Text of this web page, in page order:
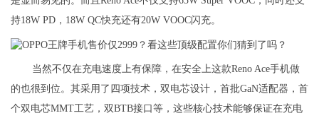
持18W PD，18W QC快充还有20W VOOC闪充。
当然不仅在充电速度上有保障，在安全上这款Reno Ace手机做
的也很到位。其采用了四项技术，双电芯设计，首批GaN适配器，首
个双电芯MMT工艺，双BTB接口等，这些核心技术能够保证在充电